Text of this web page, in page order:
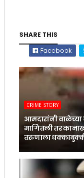
SHARE THIS
Facebook
CRIME STORY
आमदारांनी
मागितली तर
तरुणाला